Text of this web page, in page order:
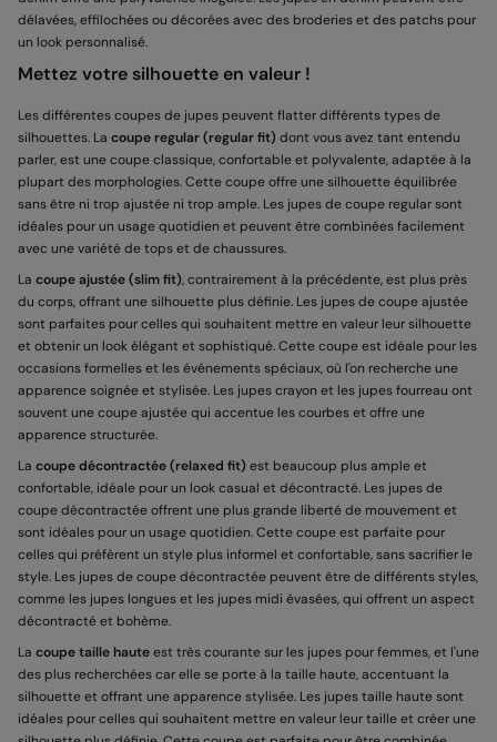
délavées, effilochées ou décorées avec des broderies et des patchs pour
un look personnalisé.
Mettez votre silhouette en valeur !
Les différentes coupes de jupes peuvent flatter différents types de
silhouettes. La coupe regular (regular fit) dont vous avez tant entendu
parler, est une coupe classique, confortable et polyvalente, adaptée à la
plupart des morphologies. Cette coupe offre une silhouette équilibrée
sans être ni trop ajustée ni trop ample. Les jupes de coupe regular sont
idéales pour un usage quotidien et peuvent être combinées facilement
avec une variété de tops et de chaussures.
La coupe ajustée (slim fit), contrairement à la précédente, est plus près
du corps, offrant une silhouette plus définie. Les jupes de coupe ajustée
sont parfaites pour celles qui souhaitent mettre en valeur leur silhouette
et obtenir un look élégant et sophistiqué. Cette coupe est idéale pour les
occasions formelles et les événements spéciaux, où l'on recherche une
apparence soignée et stylisée. Les jupes crayon et les jupes fourreau ont
souvent une coupe ajustée qui accentue les courbes et offre une
apparence structurée.
La coupe décontractée (relaxed fit) est beaucoup plus ample et
confortable, idéale pour un look casual et décontracté. Les jupes de
coupe décontractée offrent une plus grande liberté de mouvement et
sont idéales pour un usage quotidien. Cette coupe est parfaite pour
celles qui préfèrent un style plus informel et confortable, sans sacrifier le
style. Les jupes de coupe décontractée peuvent être de différents styles,
comme les jupes longues et les jupes midi évasées, qui offrent un aspect
décontracté et bohème.
La coupe taille hauteest très courante sur les jupes pour femmes, et l'une
des plus recherchées car elle se porte à la taille haute, accentuant la
silhouette et offrant une apparence stylisée. Les jupes taille haute sont
idéales pour celles qui souhaitent mettre en valeur leur taille et créer une